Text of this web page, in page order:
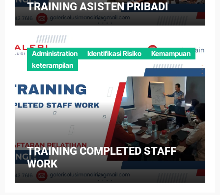
TRAINING ASISTEN PRIBADI
Administration Identifikasi Risiko
Kemampuan
keterampilan
TRAINING COMPLETED STAFF
WORK